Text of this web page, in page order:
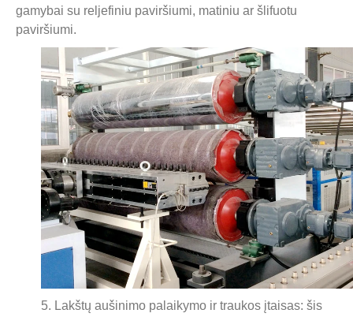
gamybai su reljefiniu paviršiumi, matiniu ar šlifuotu
paviršiumi.
5. Lakštų aušinimo palaikymo ir traukos įtaisas: šis